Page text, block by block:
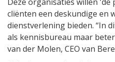
cliënten een deskundige en
dienstverlening bieden. “In
als kennisbureau maar
van der Molen, CEO van